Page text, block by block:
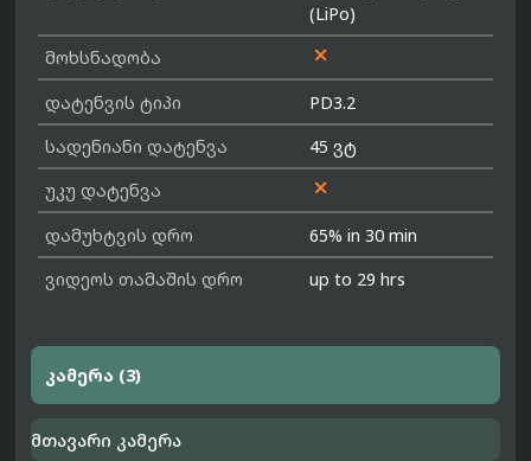
(LiPo)
მოხსნადობა

დატენვის ტიპი
PD3.2
სადენიანი დატენვა
45 ვტ
უკუ დატენვა

დამუხტვის დრო
65% in 30 min
ვიდეოს თამაშის დრო
up to 29 hrs
კამერა (3)
მთავარი კამერა